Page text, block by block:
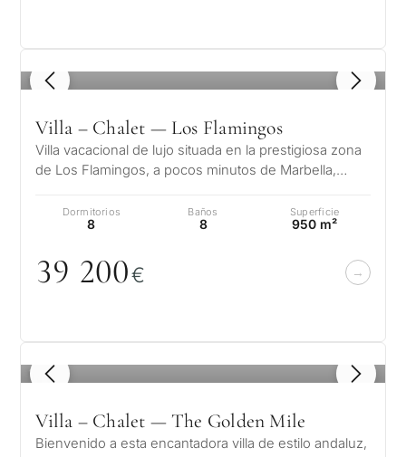
1 / 8
Villa – Chalet — Los Flamingos
Villa vacacional de lujo situada en la prestigiosa zona
de Los Flamingos, a pocos minutos de Marbella,
Dormitorios
8
Baños
8
Superficie
950 m²
39 200€
1 / 8
Villa – Chalet — The Golden Mile
Bienvenido a esta encantadora villa de estilo andaluz,